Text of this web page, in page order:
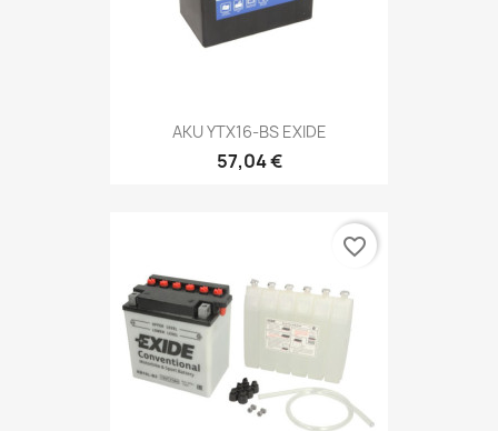
AKU YTX16-BS EXIDE
57,04 €
favorite_border